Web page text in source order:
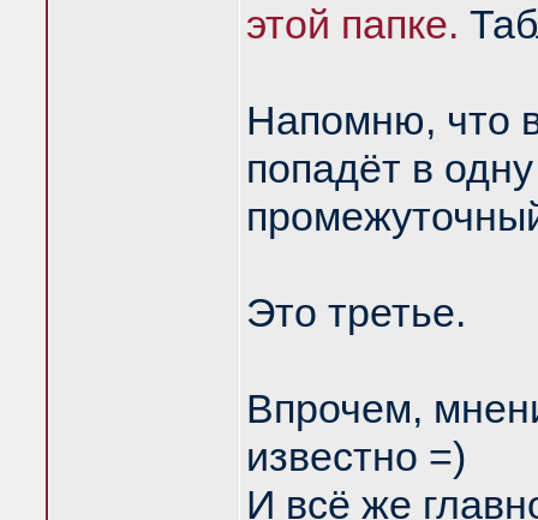
этой папке.
Напомню, что
попадёт в
Это третье.
Впрочем,
известно =)
И всё же